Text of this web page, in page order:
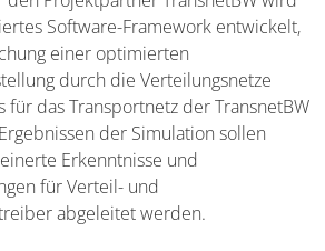
Software-Framework entwickelt,
einer optimierten
durch die Verteilungsnetze
für das Transportnetz der TransnetBW
der Simulation sollen
Erkenntnisse und
für Verteil- und
abgeleitet werden.